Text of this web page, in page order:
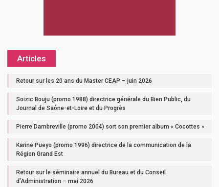
Articles
Retour sur les 20 ans du Master CEAP – juin 2026
Soizic Bouju (promo 1988) directrice générale du Bien Public, du
Journal de Saône-et-Loire et du Progrès
Pierre Dambreville (promo 2004) sort son premier album « Cocottes »
Karine Pueyo (promo 1996) directrice de la communication de la
Région Grand Est
Retour sur le séminaire annuel du Bureau et du Conseil
d’Administration – mai 2026